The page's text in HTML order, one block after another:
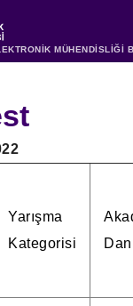
MÜHENDİSLİĞİ
Yarışma
Kategorisi